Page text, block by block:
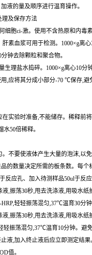
液的量及顺序进行温育操作。
理及保存方法
细胞ci-激。使用不含热原和内毒
素血浆可用于检测。1000×g离心
钟去除颗粒和聚合物。
生理盐水捣碎。1000×g离心10分
,应将其分成小部分-70 ℃保存,
实验时准备,不能储存。稀释前将
50倍稀释。
不要使液体产生大量的泡沫,以
的数量决定所需的板条数。每
反应孔、加入待测样品50ul于反
,振荡30秒,甩去洗涤液,用吸水
轻轻振荡混匀,37℃温育30分钟
,振荡30秒,甩去洗涤液,用吸水
轻振荡混匀,37℃温育10分钟。避免
液,加入终止液后应立即测定结果
值。